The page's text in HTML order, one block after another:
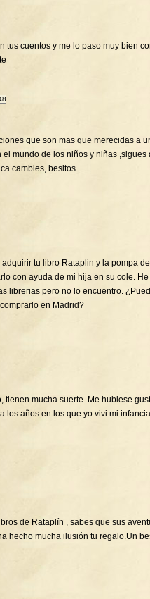
tus cuentos y me lo paso muy bien
que son mas que merecidas a
mundo de los niños y niñas ,sigues
cambies, besitos
tu libro Rataplin y la pompa de
con ayuda de mi hija en su cole. He
librerias pero no lo encuentro.
en Madrid?
tienen mucha suerte. Me hubiese
los años en los que yo vivi mi
de Rataplín , sabes que sus
hecho mucha ilusión tu regalo.Un